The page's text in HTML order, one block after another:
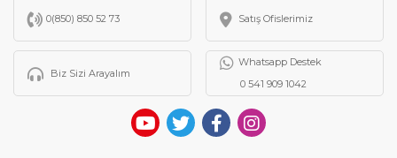
0(850) 850 52 73 Satış Ofislerimiz
Biz Sizi Arayalım
Whatsapp Destek
0 541 909 1042